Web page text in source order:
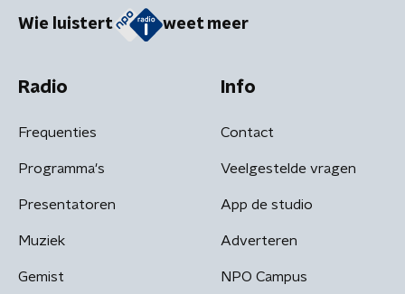
Wie luistert weet meer
Radio
Frequenties
Programma's
Presentatoren
Muziek
Gemist
Info
Contact
Veelgestelde vragen
App de studio
Adverteren
NPO Campus